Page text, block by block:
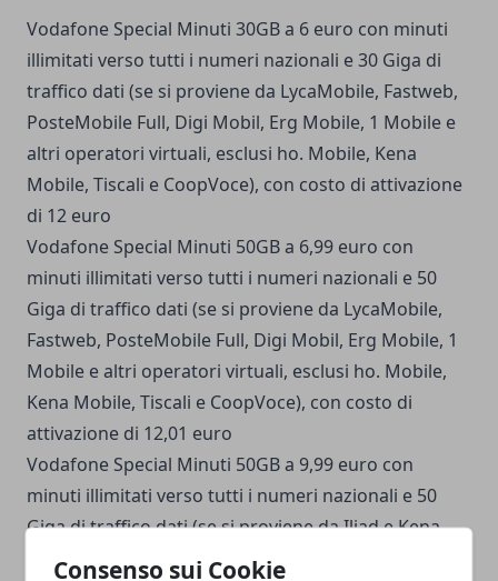
Consenso sui Cookie
Vodafone Special Minuti 30GB a 6 euro con minuti
illimitati verso tutti i numeri nazionali e 30 Giga di
traffico dati (se si proviene da LycaMobile, Fastweb,
PosteMobile Full, Digi Mobil, Erg Mobile, 1 Mobile e
altri operatori virtuali, esclusi ho. Mobile, Kena
Mobile, Tiscali e CoopVoce), con costo di attivazione
di 12 euro
Vodafone Special Minuti 50GB a 6,99 euro con
minuti illimitati verso tutti i numeri nazionali e 50
Giga di traffico dati (se si proviene da LycaMobile,
Fastweb, PosteMobile Full, Digi Mobil, Erg Mobile, 1
Mobile e altri operatori virtuali, esclusi ho. Mobile,
Kena Mobile, Tiscali e CoopVoce), con costo di
attivazione di 12,01 euro
Vodafone Special Minuti 50GB a 9,99 euro con
minuti illimitati verso tutti i numeri nazionali e 50
Giga di traffico dati (se si proviene da Iliad e Kena
Mobile), con costo di attivazione di 12,01 euro